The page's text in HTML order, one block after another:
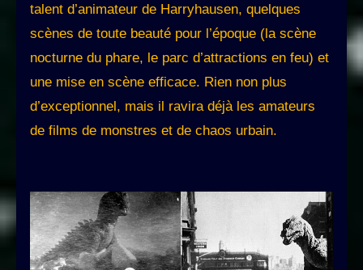
talent d’animateur de Harryhausen, quelques
scènes de toute beauté pour l’époque (la scène
nocturne du phare, le parc d’attractions en feu) et
une mise en scène efficace. Rien non plus
d’exceptionnel, mais il ravira déjà les amateurs
de films de monstres et de chaos urbain.